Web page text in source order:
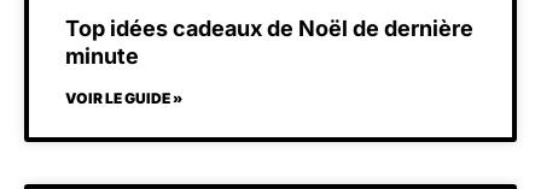
Top idées cadeaux de Noël de dernière
minute
VOIR LE GUIDE »